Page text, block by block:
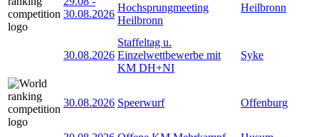
30.08.2026
Hochsprungmeeting
Heilbronn
Heilbronn
30.08.2026
Staffeltag u.
Einzelwettbewerbe mit
KM DH+NI
Syke
30.08.2026 Speerwurf Offenburg